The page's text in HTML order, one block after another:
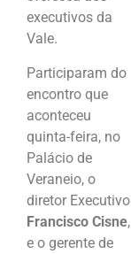
executivos da
Vale.
Participaram do
encontro que
aconteceu
quinta-feira, no
Palácio de
Veraneio, o
diretor Executivo
Francisco Cisne,
e o gerente de